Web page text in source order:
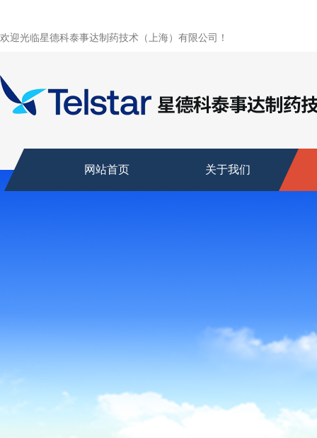
欢迎光临星德科泰事达制药技术（上海）有限公司！
网站首页 关于我们